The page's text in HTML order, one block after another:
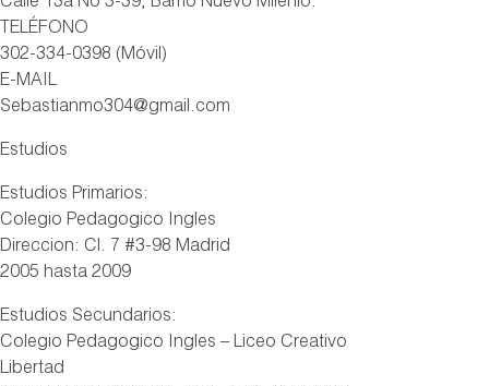
TELÉFONO
302-334-0398 (Móvil)
E-MAIL
Sebastianmo304@gmail.com
Estudios
Estudios Primarios:
Colegio Pedagogico Ingles
Direccion: Cl. 7 #3-98 Madrid
2005 hasta 2009
Estudios Secundarios:
Colegio Pedagogico Ingles – Liceo Creativo
Libertad